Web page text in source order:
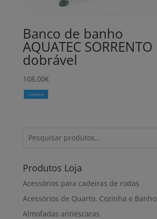
Banco de banho
AQUATEC SORRENTO
dobrável
108,00€
Comprar
Produtos Loja
Acessórios para cadeiras de rodas
Acessórios de Quarto, Cozinha e Banho
Almofadas antiescaras